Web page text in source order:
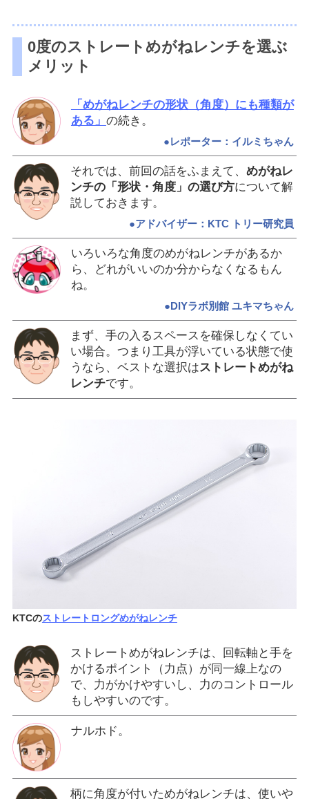
0度のストレートめがねレンチを選ぶ
メリット
「めがねレンチの形状（角度）にも種類が
ある」 の続き。
●レポーター：イルミちゃん
それでは、前回の話をふまえて、 めがねレ
ンチの「形状・角度」の選び方について解
説しておきます。
●アドバイザー：KTC トリー研究員
いろいろな角度のめがねレンチがあるか
ら、どれがいいのか分からなくなるもん
ね。
●DIYラボ別館 ユキマちゃん
まず、手の入るスペースを確保しなくてい
い場合。つまり工具が浮いている状態で使
うなら、ベストな選択はストレートめがね
レンチです。
KTCのストレートロングめがねレンチ
ストレートめがねレンチは、回転軸と手を
かけるポイント（力点）が同一線上なの
で、力がかけやすいし、力のコントロール
もしやすいのです。
ナルホド。
柄に角度が付いためがねレンチは、使いや